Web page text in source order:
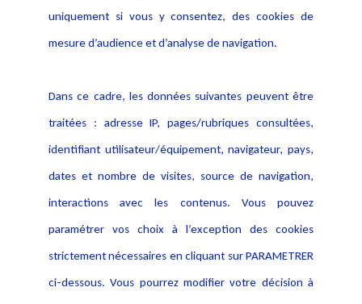
Politique de protection des
données
Publications
uniquement si vous y consentez, des cookies de
mesure d’audience et d’analyse de navigation.
Dans ce cadre, les données suivantes peuvent être
traitées : adresse IP, pages/rubriques consultées,
identifiant utilisateur/équipement, navigateur, pays,
dates et nombre de visites, source de navigation,
interactions avec les contenus. Vous pouvez
paramétrer vos choix à l’exception des cookies
strictement nécessaires en cliquant sur PARAMETRER
ci-dessous. Vous pourrez modifier votre décision à